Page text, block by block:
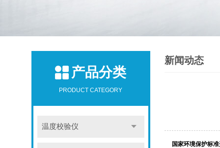
产品分类
PRODUCT CATEGORY
温度校验仪
新闻动态
国家环境保护标